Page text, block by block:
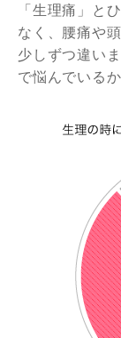
「生理痛」と
なく、腰痛や
少しずつ違い
で悩んでいる